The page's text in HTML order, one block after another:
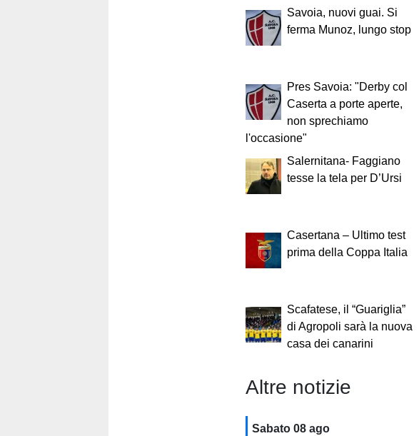
Savoia, nuovi guai. Si
ferma Munoz, lungo stop
Pres Savoia: "Derby col
Caserta a porte aperte,
non sprechiamo
l'occasione"
Salernitana- Faggiano
tesse la tela per D’Ursi
Casertana – Ultimo test
prima della Coppa Italia
Scafatese, il “Guariglia”
di Agropoli sarà la nuova
casa dei canarini
Altre notizie
Sabato 08 ago